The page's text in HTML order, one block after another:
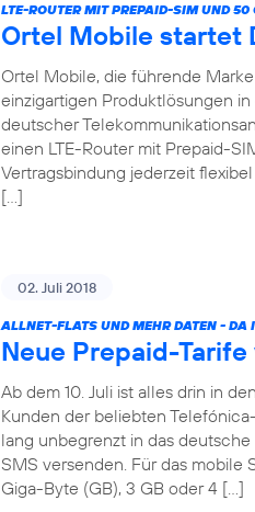
LTE-ROUTER MIT PREPAID-SIM UND 50
Ortel Mobile startet
Ortel Mobile, die führende
einzigartigen Produktlösungen
deutscher
einen LTE-Router mit Prepaid-
Vertragsbindung jederzeit
[…]
02. Juli 2018
ALLNET-FLATS UND MEHR DATEN - DA
Neue Prepaid-Tarife
Ab dem 10. Juli ist alles drin in
Kunden der beliebten
lang unbegrenzt in das
SMS versenden. Für das mobile
Giga-Byte (GB), 3 GB oder 4 […]